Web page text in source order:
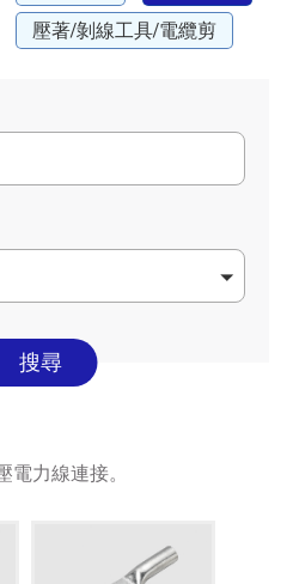
壓著/剝線工具/電纜剪
搜尋
電力線連接。